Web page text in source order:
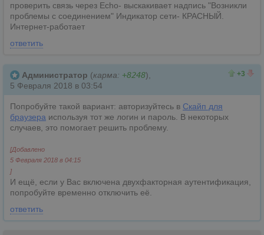
проверить связь через Echo- выскакивает надпись "Возникли
проблемы с соединением" Индикатор сети- КРАСНЫЙ.
Интернет-работает
ответить
+3
Администратор (карма: +8248),
5 Февраля 2018 в 03:54
Попробуйте такой вариант: авторизуйтесь в Скайп для
браузера используя тот же логин и пароль. В некоторых
случаев, это помогает решить проблему.
[Добавлено
5 Февраля 2018 в 04:15
]
И ещё, если у Вас включена двухфакторная аутентификация,
попробуйте временно отключить её.
ответить